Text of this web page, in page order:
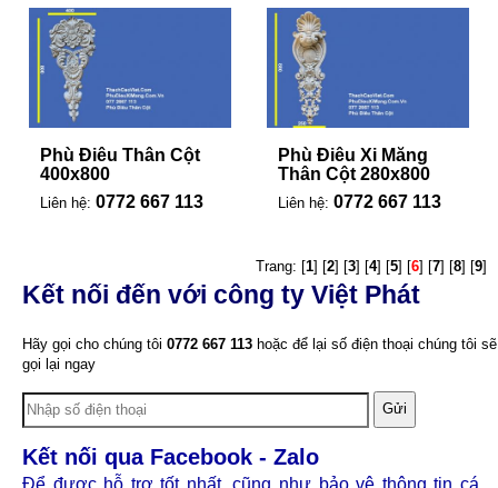
Phù Điêu Thân Cột
400x800
Liên hệ: 0772 667 113
Phù Điêu Xi Măng
Thân Cột 280x800
Liên hệ: 0772 667 113
Trang: [1] [2] [3] [4] [5] [6] [7] [8] [9]
Kết nối đến với công ty Việt Phát
Hãy gọi cho chúng tôi 0772 667 113 hoặc để lại số điện thoại chúng tôi sẽ
gọi lại ngay
Gửi
Kết nối qua Facebook - Zalo
Để được hỗ trợ tốt nhất, cũng như bảo vệ thông tin cá